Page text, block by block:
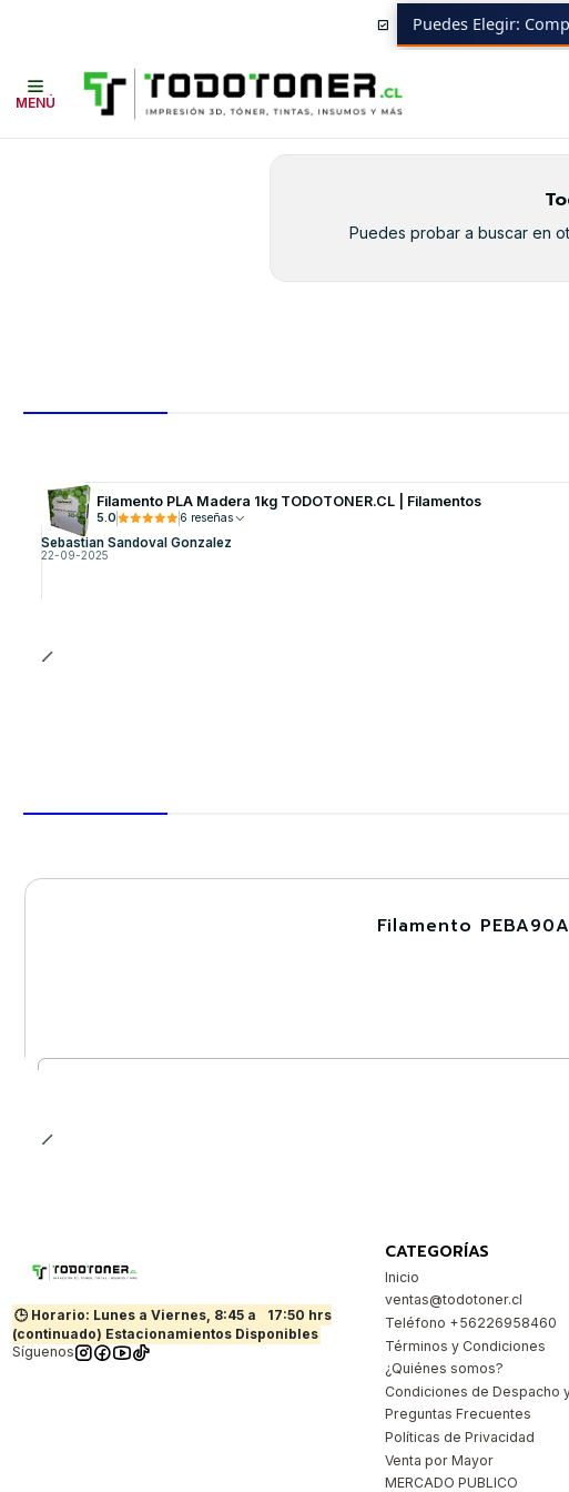
MENÚ
Puedes Elegir:
Insumos HP 507A BLACK
Puedes probar a buscar en
Filamento PLA Madera 1kg TODOTONER.CL | Filamentos
5.0 6 reseñas
Sebastian Sandoval Gonzalez
22-09-2025
Filamento
🕒 Horario: Lunes a Viernes, 8:45 a
17:50 hrs
(continuado) Estacionamientos Disponibles
Síguenos
CATEGORÍAS
Inicio
ventas@todotoner.cl
Teléfono +56226958460
Términos y Condiciones
¿Quiénes somos?
Condiciones de Despacho
Preguntas Frecuentes
Políticas de Privacidad
Venta por Mayor
MERCADO PUBLICO